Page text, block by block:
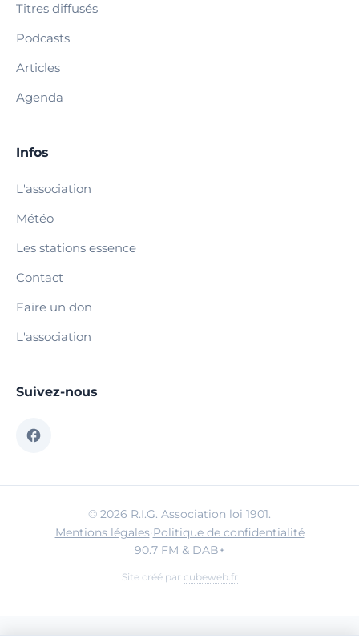
Titres diffusés
Podcasts
Articles
Agenda
Infos
L'association
Météo
Les stations essence
Contact
Faire un don
L'association
Suivez-nous
© 2026 R.I.G. Association loi 1901.
Mentions légales·Politique de confidentialité
90.7 FM & DAB+
Site créé par cubeweb.fr